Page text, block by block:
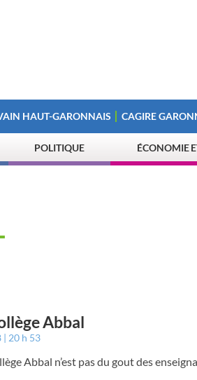
HAUT-GARONNAIS CAGIRE
POLITIQUE ÉCONOMIE
Abbal
20 h 53
Abbal n’est pas du gout des